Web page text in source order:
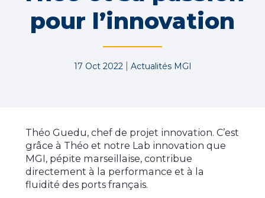
pour l’innovation
17 Oct 2022| Actualités MGI
Théo Guedu, chef de projet innovation. C’est
grâce à Théo et notre Lab innovation que
MGI, pépite marseillaise, contribue
directement à la performance et à la
fluidité des ports français.